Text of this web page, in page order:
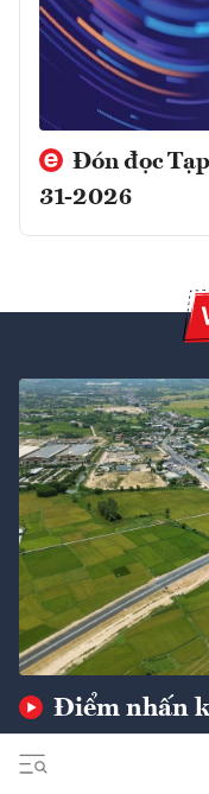
Đón đọc
31-2026
Điểm nhấn
thường lệ lần